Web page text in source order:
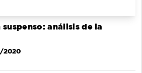
análisis de la
2020